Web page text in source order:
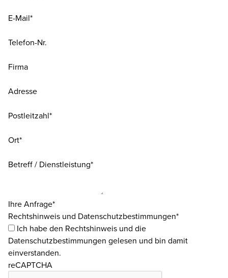
E-Mail*
Telefon-Nr.
Firma
Adresse
Postleitzahl*
Ort*
Betreff / Dienstleistung*
Ihre Anfrage*
Rechtshinweis und Datenschutzbestimmungen*
Ich habe den Rechtshinweis und die
Datenschutzbestimmungen gelesen und bin damit
einverstanden.
reCAPTCHA